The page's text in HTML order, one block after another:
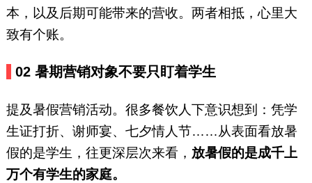
本，以及后期可能带来的营收。两者相抵，心里大
致有个账。
02暑期营销对象不要只盯着学生
提及暑假营销活动。很多餐饮人下意识想到：凭学
生证打折、谢师宴、七夕情人节……从表面看放暑
假的是学生，往更深层次来看， 放暑假的是成千上
万个有学生的家庭。